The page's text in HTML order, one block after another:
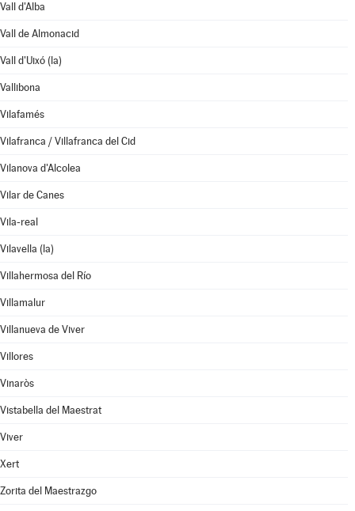
Vall d'Alba
Vall de Almonacid
Vall d'Uixó (la)
Vallibona
Vilafamés
Vilafranca / Villafranca del Cid
Vilanova d'Alcolea
Vilar de Canes
Vila-real
Vilavella (la)
Villahermosa del Río
Villamalur
Villanueva de Viver
Villores
Vinaròs
Vistabella del Maestrat
Viver
Xert
Zorita del Maestrazgo